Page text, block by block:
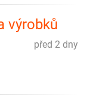
výrobků
před 2 dny